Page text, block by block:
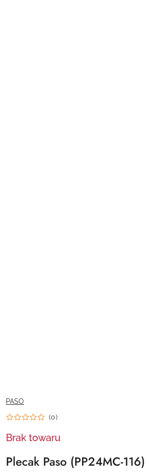
NAZWA
PRODUCENTA:
PASO
(0)
Brak towaru
Plecak Paso (PP24MC-116)